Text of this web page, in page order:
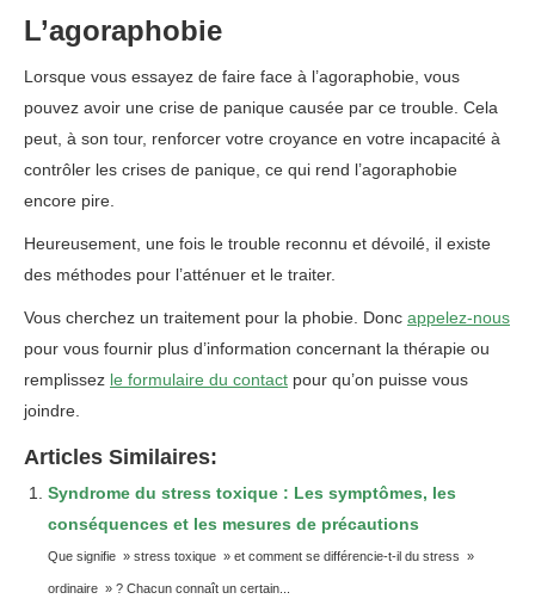
L’agoraphobie
Lorsque vous essayez de faire face à l’agoraphobie, vous
pouvez avoir une crise de panique causée par ce trouble. Cela
peut, à son tour, renforcer votre croyance en votre incapacité à
contrôler les crises de panique, ce qui rend l’agoraphobie
encore pire.
Heureusement, une fois le trouble reconnu et dévoilé, il existe
des méthodes pour l’atténuer et le traiter.
Vous cherchez un traitement pour la phobie. Donc appelez-nous
pour vous fournir plus d’information concernant la thérapie ou
remplissez le formulaire du contact pour qu’on puisse vous
joindre.
Articles Similaires:
Syndrome du stress toxique : Les symptômes, les
conséquences et les mesures de précautions
Que signifie » stress toxique » et comment se différencie-t-il du stress »
ordinaire » ? Chacun connaît un certain...